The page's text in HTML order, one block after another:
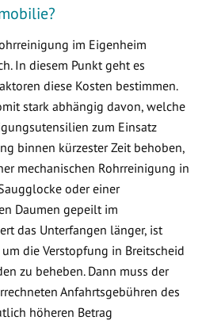
im Eigenheim
In diesem Punkt geht es
diese Kosten bestimmen.
stark abhängig davon, welche
zum Einsatz
binnen kürzester Zeit behoben,
mechanischen Rohrreinigung in
oder einer
Daumen gepeilt im
das Unterfangen länger, ist
die Verstopfung in Breitscheid
zu beheben. Dann muss der
Anfahrtsgebühren des
höheren Betrag